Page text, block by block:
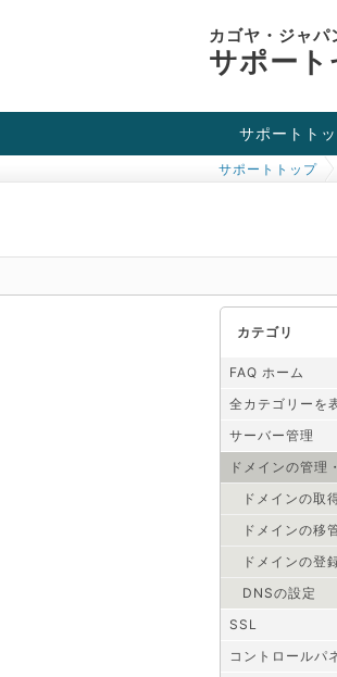
カゴヤ・ジャパ
サポート
サポートト
お役立ち情報
チュートリアル
障害・メンテナ
サポートトップ
カテゴリ
FAQ ホーム
全カテゴリーを
サーバー管理
ドメインの管理
ドメインの取
ドメインの移
ドメインの登
DNSの設定
SSL
コントロールパ